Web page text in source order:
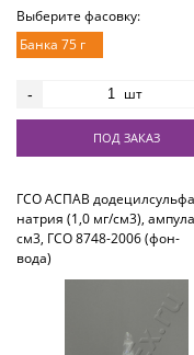
Выберите фасовку:
Банка 75 г
- шт
ПОД ЗАКАЗ
ГСО АСПАВ
натрия (1,0 мг/см3),
см3, ГСО 8748-2006 (фон-
вода)